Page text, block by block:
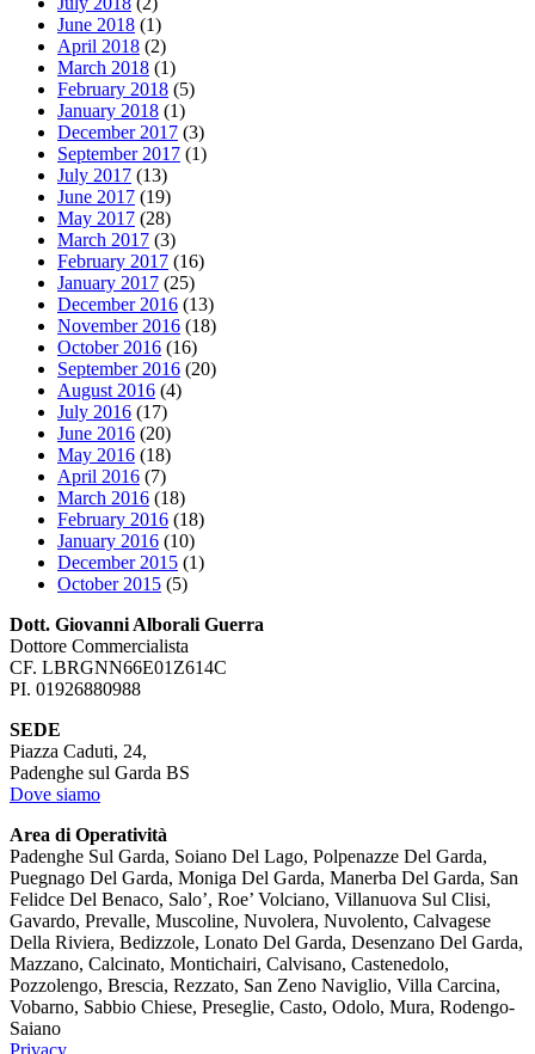
June 2018 (1)
April 2018 (2)
March 2018 (1)
February 2018 (5)
January 2018 (1)
December 2017 (3)
September 2017 (1)
July 2017 (13)
June 2017 (19)
May 2017 (28)
March 2017 (3)
February 2017 (16)
January 2017 (25)
December 2016 (13)
November 2016 (18)
October 2016 (16)
September 2016 (20)
August 2016 (4)
July 2016 (17)
June 2016 (20)
May 2016 (18)
April 2016 (7)
March 2016 (18)
February 2016 (18)
January 2016 (10)
December 2015 (1)
October 2015 (5)
Dott. Giovanni Alborali Guerra
Dottore Commercialista
CF. LBRGNN66E01Z614C
PI. 01926880988
SEDE
Piazza Caduti, 24,
Padenghe sul Garda BS
Dove siamo
Area di Operatività
Padenghe Sul Garda, Soiano Del Lago, Polpenazze Del Garda,
Puegnago Del Garda, Moniga Del Garda, Manerba Del Garda, San
Felidce Del Benaco, Salo’, Roe’ Volciano, Villanuova Sul Clisi,
Gavardo, Prevalle, Muscoline, Nuvolera, Nuvolento, Calvagese
Della Riviera, Bedizzole, Lonato Del Garda, Desenzano Del Garda,
Mazzano, Calcinato, Montichairi, Calvisano, Castenedolo,
Pozzolengo, Brescia, Rezzato, San Zeno Naviglio, Villa Carcina,
Vobarno, Sabbio Chiese, Preseglie, Casto, Odolo, Mura, Rodengo-
Saiano
Privacy